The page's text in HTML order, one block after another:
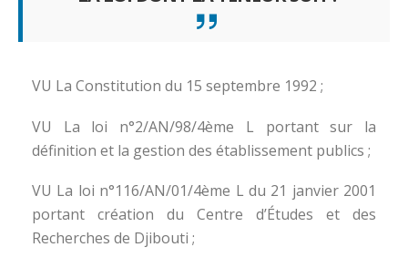
VU La Constitution du 15 septembre 1992 ;
VU La loi n°2/AN/98/4ème L portant sur la
définition et la gestion des établissement publics ;
VU La loi n°116/AN/01/4ème L du 21 janvier 2001
portant création du Centre d’Études et des
Recherches de Djibouti ;